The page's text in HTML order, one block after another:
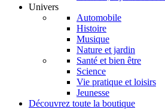
Univers
Automobile
Histoire
Musique
Nature et jardin
Santé et bien être
Science
Vie pratique et loisirs
Jeunesse
Découvrez toute la boutique